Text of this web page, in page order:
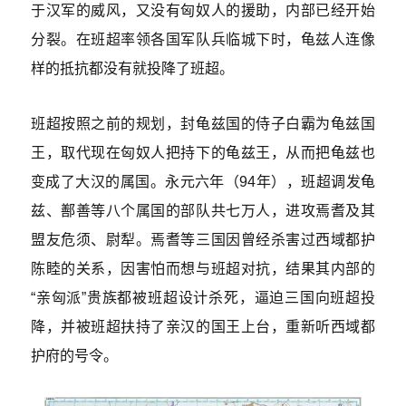
于汉军的威风，又没有匈奴人的援助，内部已经开始
分裂。在班超率领各国军队兵临城下时，龟兹人连像
样的抵抗都没有就投降了班超。
班超按照之前的规划，封龟兹国的侍子白霸为龟兹国
王，取代现在匈奴人把持下的龟兹王，从而把龟兹也
变成了大汉的属国。永元六年（94年），班超调发龟
兹、鄯善等八个属国的部队共七万人，进攻焉耆及其
盟友危须、尉犁。焉耆等三国因曾经杀害过西域都护
陈睦的关系，因害怕而想与班超对抗，结果其内部的
“亲匈派”贵族都被班超设计杀死，逼迫三国向班超投
降，并被班超扶持了亲汉的国王上台，重新听西域都
护府的号令。